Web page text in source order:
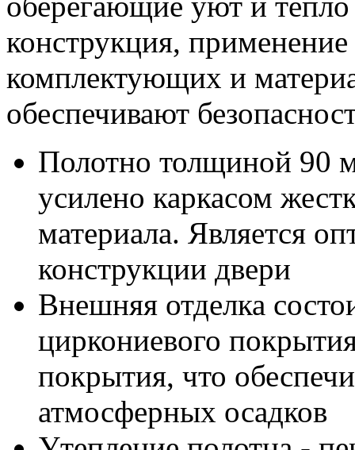
конструкция,
комплектующих и
обеспечивают
Полотно толщиной 90
усилено каркасом
материала. Является
конструкции двери
Внешняя отделка
циркониевого
покрытия, что
атмосферных осадков